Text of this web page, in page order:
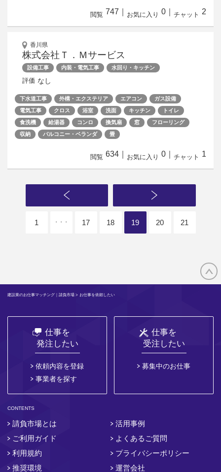
閲覧 747 お気に入り 0 チャット 2
香川県
株式会社Ｔ．Ｍサービス
設備工事 内装・電気工事 水回り・キッチン
評価 なし
下水道工事 外構・エクステリア エアコン
ガス設備
電気工事
クロス 浴室 洗面 キッチン
トイレ
食洗機
給湯器 コンロ 換気扇 窓
フローリング
収納
バルコニー・ベランダ 畳
閲覧 634 お気に入り 0 チャット 1
1 ・・・ 17 18 19 20 21
建設業のお仕事マッチング｜請負市場 > お仕事を依頼したい
仕事を
発注したい
依頼内容を登録
事業者を探す
仕事を
受注したい
募集中のお仕事
CONTENTS
請負市場とは
活用事例
ご利用ガイド
よくあるご質問
利用規約
プライバシーポリシー
推奨環境
運営会社